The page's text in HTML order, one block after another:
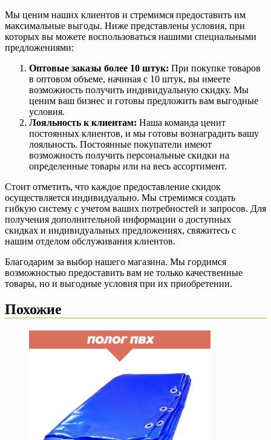
Мы ценим наших клиентов и стремимся предоставить им
максимальные выгоды. Ниже представлены условия, при
которых вы можете воспользоваться нашими специальными
предложениями:
Оптовые заказы более 10 штук: При покупке товаров
в оптовом объеме, начиная с 10 штук, вы имеете
возможность получить индивидуальную скидку. Мы
ценим ваш бизнес и готовы предложить вам выгодные
условия.
Лояльность к клиентам: Наша команда ценит
постоянных клиентов, и мы готовы вознаградить вашу
лояльность. Постоянные покупатели имеют
возможность получить персональные скидки на
определенные товары или на весь ассортимент.
Стоит отметить, что каждое предоставление скидок
осуществляется индивидуально. Мы стремимся создать
гибкую систему с учетом ваших потребностей и запросов. Для
получения дополнительной информации о доступных
скидках и индивидуальных предложениях, свяжитесь с
нашим отделом обслуживания клиентов.
Благодарим за выбор нашего магазина. Мы гордимся
возможностью предоставить вам не только качественные
товары, но и выгодные условия при их приобретении.
Похожие